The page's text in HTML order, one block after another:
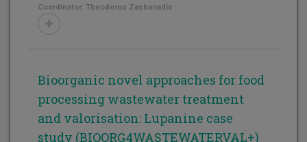
Coordinator: Theodoros Zachariadis
Bioorganic novel approaches for food
processing wastewater treatment
and valorisation: Lupanine case
study (BIOORG4WASTEWATERVAL+)